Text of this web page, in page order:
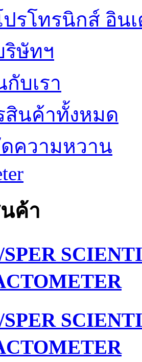
รโทรนิกส์ อิน
ษัทฯ
บเรา
สินค้าทั้งหมด
ดความหวาน
ค้า
SPER
SPER